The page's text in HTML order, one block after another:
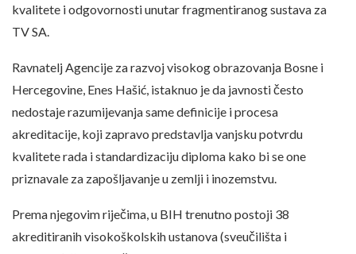
kvalitete i odgovornosti unutar fragmentiranog sustava za
TV SA.
Ravnatelj Agencije za razvoj visokog obrazovanja Bosne i
Hercegovine, Enes Hašić, istaknuo je da javnosti često
nedostaje razumijevanja same definicije i procesa
akreditacije, koji zapravo predstavlja vanjsku potvrdu
kvalitete rada i standardizaciju diploma kako bi se one
priznavale za zapošljavanje u zemlji i inozemstvu.
Prema njegovim riječima, u BIH trenutno postoji 38
akreditiranih visokoškolskih ustanova (sveučilišta i